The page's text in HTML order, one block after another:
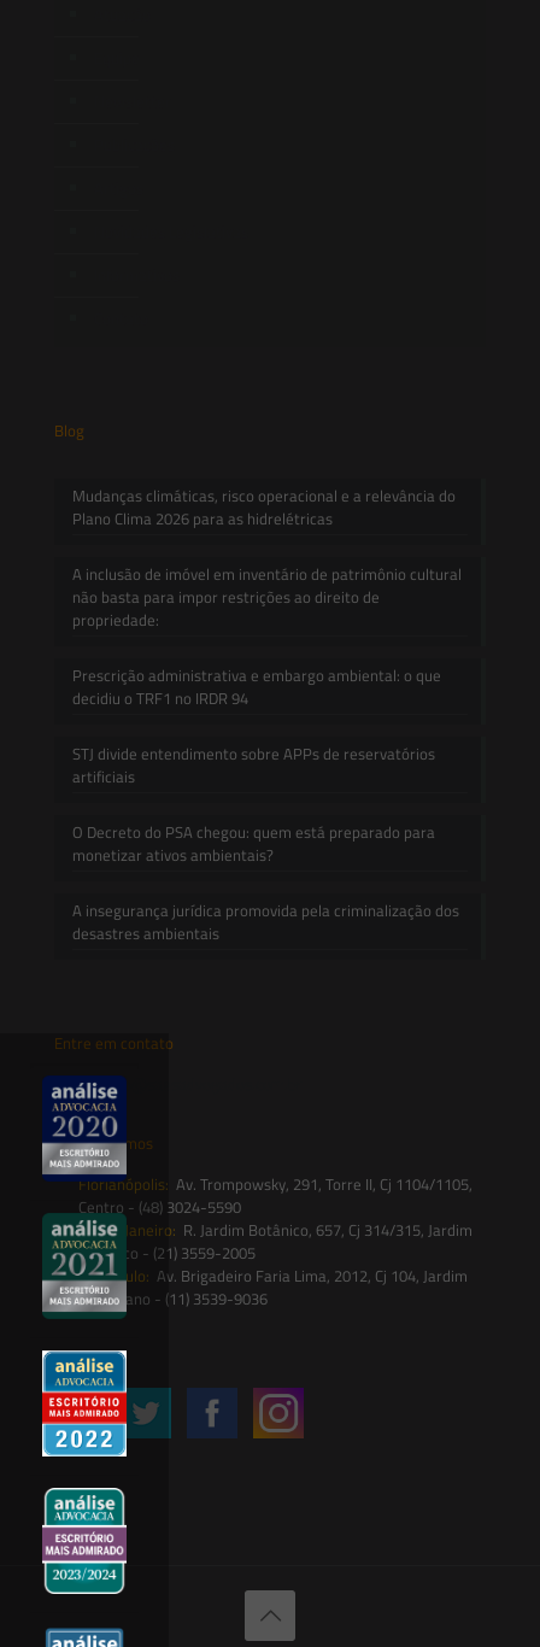
Blog
Mudanças climáticas, risco operacional e a relevância do
Plano Clima 2026 para as hidrelétricas
A inclusão de imóvel em inventário de patrimônio cultural
não basta para impor restrições ao direito de
propriedade:
Prescrição administrativa e embargo ambiental: o que
decidiu o TRF1 no IRDR 94
STJ divide entendimento sobre APPs de reservatórios
artificiais
O Decreto do PSA chegou: quem está preparado para
monetizar ativos ambientais?
A insegurança jurídica promovida pela criminalização dos
desastres ambientais
Entre em contato
contato@saesadvogados.com.br
Onde estamos
Florianópolis: Av. Trompowsky, 291, Torre II, Cj 1104/1105,
Centro - (48) 3024-5590
Rio de Janeiro: R. Jardim Botânico, 657, Cj 314/315, Jardim
Botânico - (21) 3559-2005
São Paulo: Av. Brigadeiro Faria Lima, 2012, Cj 104, Jardim
Paulistano - (11) 3539-9036
Siga-nos